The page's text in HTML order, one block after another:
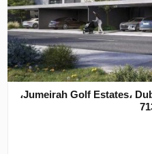
پروژه توسعه Jouri Hills 3 در Jumeirah Golf Estates، Dubai،